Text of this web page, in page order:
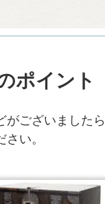
ポイント
がございました
さい。